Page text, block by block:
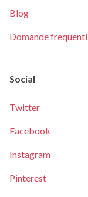
Blog
Domande frequenti
Social
Twitter
Facebook
Instagram
Pinterest